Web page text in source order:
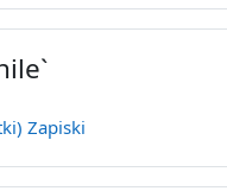
Zapiski